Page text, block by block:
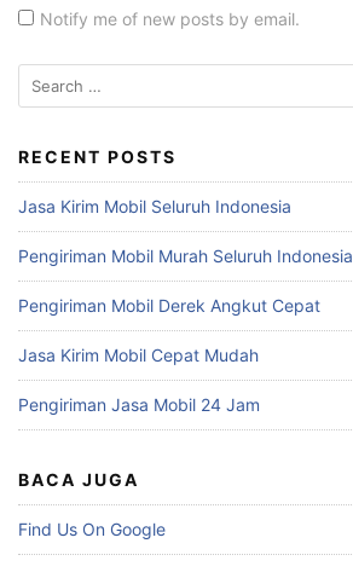
Notify me of new posts by email.
Search
for:
RECENT POSTS
Jasa Kirim Mobil Seluruh Indonesia
Pengiriman Mobil Murah Seluruh Indonesia
Pengiriman Mobil Derek Angkut Cepat
Jasa Kirim Mobil Cepat Mudah
Pengiriman Jasa Mobil 24 Jam
BACA JUGA
Find Us On Google